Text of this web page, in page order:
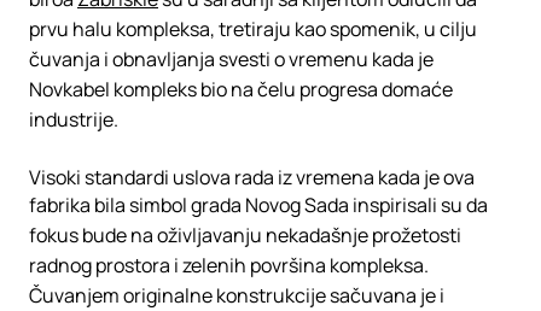
prvu halu kompleksa, tretiraju kao spomenik, u cilju
čuvanja i obnavljanja svesti o vremenu kada je
Novkabel kompleks bio na čelu progresa domaće
industrije.
Visoki standardi uslova rada iz vremena kada je ova
fabrika bila simbol grada Novog Sada inspirisali su da
fokus bude na oživljavanju nekadašnje prožetosti
radnog prostora i zelenih površina kompleksa.
Čuvanjem originalne konstrukcije sačuvana je i